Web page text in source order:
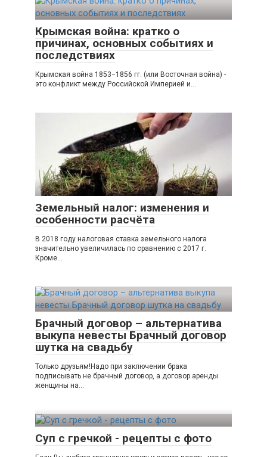
Крымская война: кратко о
причинах, основных событиях и
последствиях
Крымская война 1853−1856 гг. (или Восточная война) -
это конфликт между Российской Империей и...
Земельный налог: изменения и
особенности расчёта
В 2018 году налоговая ставка земельного налога
значительно увеличилась по сравнению с 2017 г.
Кроме...
Брачный договор – альтернатива
выкупа невесты Брачный договор
шутка на свадьбу
Только друзьям!Надо при заключении брака
подписывать не брачный договор, а договор аренды
женщины на...
Суп с гречкой - рецепты с фото